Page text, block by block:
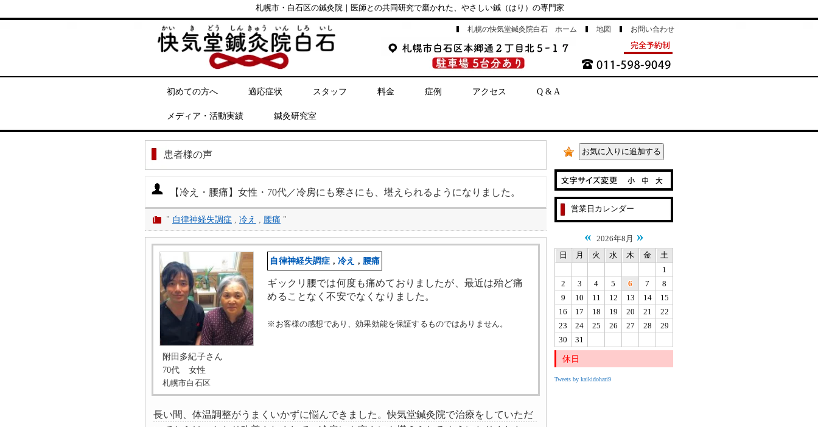
札幌市・白石区の鍼灸院｜医師との共同研究で磨かれた、やさしい鍼（はり）の専門家
札幌の快気堂鍼灸院白石 ホーム 地図 お問い合わせ
初めての方へ 適応症状 スタッフ 料金 症例 アクセス Q & A
メディア・活動実績 鍼灸研究室
患者様の声
【冷え・腰痛】女性・70代／冷房にも寒さにも、堪えられるようになりました。
" 自律神経失調症 冷え 腰痛 "
附田多紀子さん
70代 女性
札幌市白石区
自律神経失調症 ,冷え , 腰痛
ギックリ腰では何度も痛めておりましたが、最近は殆ど痛
めることなく不安でなくなりました。
※お客様の感想であり、効果効能を保証するものではありません。
長い間、体温調整がうまくいかずに悩んできました。快気堂鍼灸院で治療をしていただ
営業日カレンダー
« 2026年8月 »
日 月 火 水 木 金
土
1
2
3 4 5 6 7
8
9
10 11 12 13 14
15
16
17 18 19 20 21
22
23
24 25 26 27 28
29
30
31
休日
Tweets by kaikidohari9